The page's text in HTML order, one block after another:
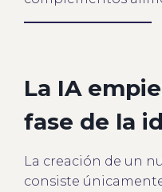
La IA
fase de la
La creación de un
consiste